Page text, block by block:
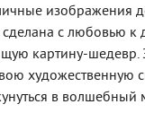
с любовью к
картину-
художественную
в